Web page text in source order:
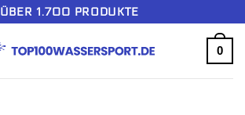
ÜBER 1.700 PRODUKTE
0